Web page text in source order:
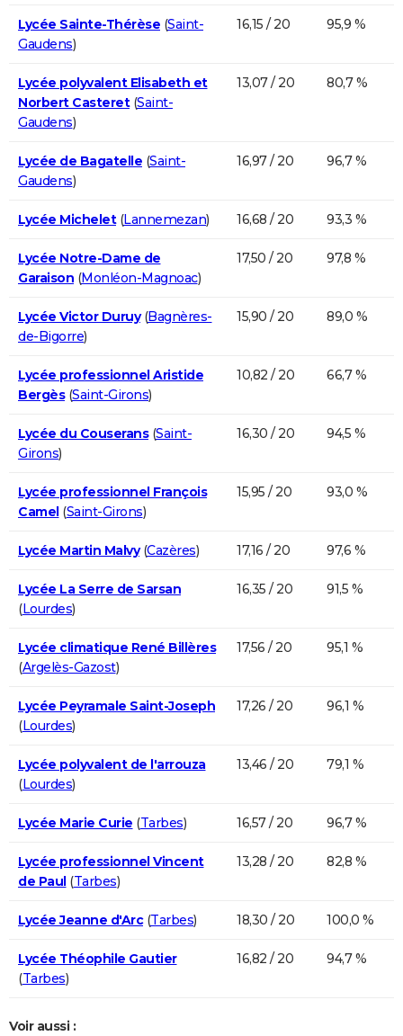
Lycée Sainte-Thérèse (Saint-
Gaudens)
16,15 / 20 95,9 %
Lycée polyvalent Elisabeth et
Norbert Casteret(Saint-
Gaudens)
13,07 / 20 80,7 %
Lycée de Bagatelle (Saint-
Gaudens)
16,97 / 20 96,7 %
Lycée Michelet(Lannemezan) 16,68 / 20 93,3 %
Lycée Notre-Dame de
Garaison (Monléon-Magnoac)
17,50 / 20 97,8 %
Lycée Victor Duruy(Bagnères-
de-Bigorre)
15,90 / 20 89,0 %
Lycée professionnel Aristide
Bergès(Saint-Girons)
10,82 / 20 66,7 %
Lycée du Couserans(Saint-
Girons)
16,30 / 20 94,5 %
Lycée professionnel François
Camel(Saint-Girons)
15,95 / 20 93,0 %
Lycée Martin Malvy(Cazères) 17,16 / 20 97,6 %
Lycée La Serre de Sarsan
(Lourdes)
16,35 / 20 91,5 %
Lycée climatique René Billères
(Argelès-Gazost)
17,56 / 20 95,1 %
Lycée Peyramale Saint-Joseph
(Lourdes)
17,26 / 20 96,1 %
Lycée polyvalent de l'arrouza
(Lourdes)
13,46 / 20 79,1 %
Lycée Marie Curie (Tarbes) 16,57 / 20 96,7 %
Lycée professionnel Vincent
de Paul(Tarbes)
13,28 / 20 82,8 %
Lycée Jeanne d'Arc(Tarbes) 18,30 / 20 100,0 %
Lycée Théophile Gautier
(Tarbes)
16,82 / 20 94,7 %
Voir aussi :